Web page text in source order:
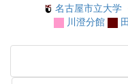
名古屋市立大学
川澄分館